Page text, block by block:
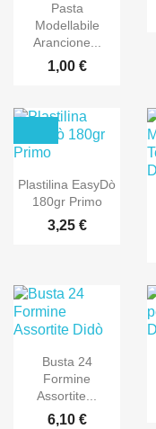
Pasta
Modellabile
Arancione...
1,00 €
Plastilina EasyDò
180gr Primo
3,25 €
Busta 24
Formine
Assortite...
6,10 €